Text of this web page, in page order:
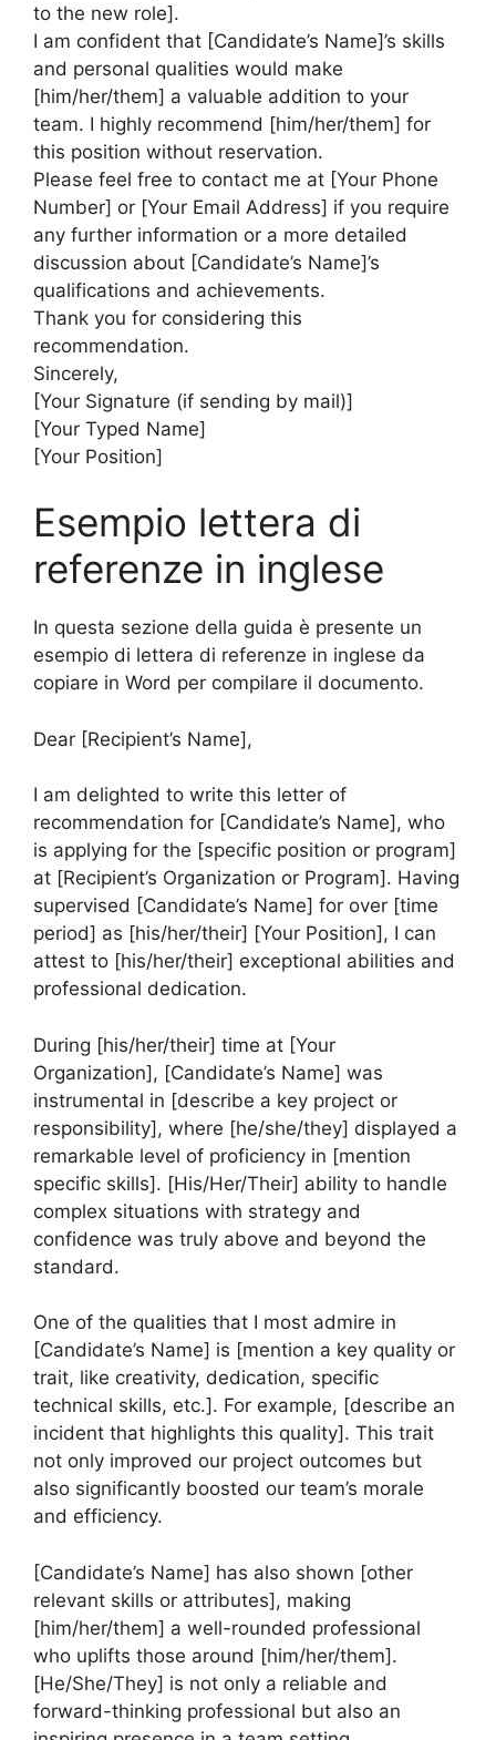
to the new role].
I am confident that [Candidate’s Name]’s skills
and personal qualities would make
[him/her/them] a valuable addition to your
team. I highly recommend [him/her/them] for
this position without reservation.
Please feel free to contact me at [Your Phone
Number] or [Your Email Address] if you require
any further information or a more detailed
discussion about [Candidate’s Name]’s
qualifications and achievements.
Thank you for considering this
recommendation.
Sincerely,
[Your Signature (if sending by mail)]
[Your Typed Name]
[Your Position]
Esempio lettera di
referenze in inglese
In questa sezione della guida è presente un
esempio di lettera di referenze in inglese da
copiare in Word per compilare il documento.
Dear [Recipient’s Name],
I am delighted to write this letter of
recommendation for [Candidate’s Name], who
is applying for the [specific position or program]
at [Recipient’s Organization or Program]. Having
supervised [Candidate’s Name] for over [time
period] as [his/her/their] [Your Position], I can
attest to [his/her/their] exceptional abilities and
professional dedication.
During [his/her/their] time at [Your
Organization], [Candidate’s Name] was
instrumental in [describe a key project or
responsibility], where [he/she/they] displayed a
remarkable level of proficiency in [mention
specific skills]. [His/Her/Their] ability to handle
complex situations with strategy and
confidence was truly above and beyond the
standard.
One of the qualities that I most admire in
[Candidate’s Name] is [mention a key quality or
trait, like creativity, dedication, specific
technical skills, etc.]. For example, [describe an
incident that highlights this quality]. This trait
not only improved our project outcomes but
also significantly boosted our team’s morale
and efficiency.
[Candidate’s Name] has also shown [other
relevant skills or attributes], making
[him/her/them] a well-rounded professional
who uplifts those around [him/her/them].
[He/She/They] is not only a reliable and
forward-thinking professional but also an